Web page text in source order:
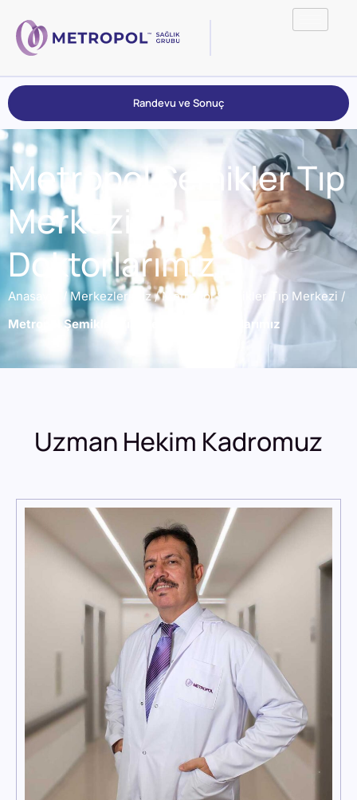
Randevu ve Sonuç
Metropol Şemikler Tıp
Merkezi –
Doktorlarımız
Anasayfa / Merkezlerimiz / Metropol Şemikler Tıp Merkezi /
Metropol Şemikler Tıp Merkezi – Doktorlarımız
Uzman Hekim Kadromuz